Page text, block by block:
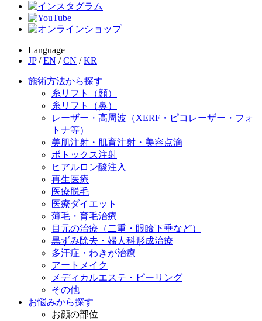
Language
JP / EN / CN / KR
施術方法から探す
糸リフト（顔）
糸リフト（鼻）
レーザー・高周波（XERF・ピコレーザー・フォ
トナ等）
美肌注射・肌育注射・美容点滴
ボトックス注射
ヒアルロン酸注入
再生医療
医療脱毛
医療ダイエット
薄毛・育毛治療
目元の治療（二重・眼瞼下垂など）
黒ずみ除去・婦人科形成治療
多汗症・わきが治療
アートメイク
メディカルエステ・ピーリング
その他
お悩みから探す
お顔の部位